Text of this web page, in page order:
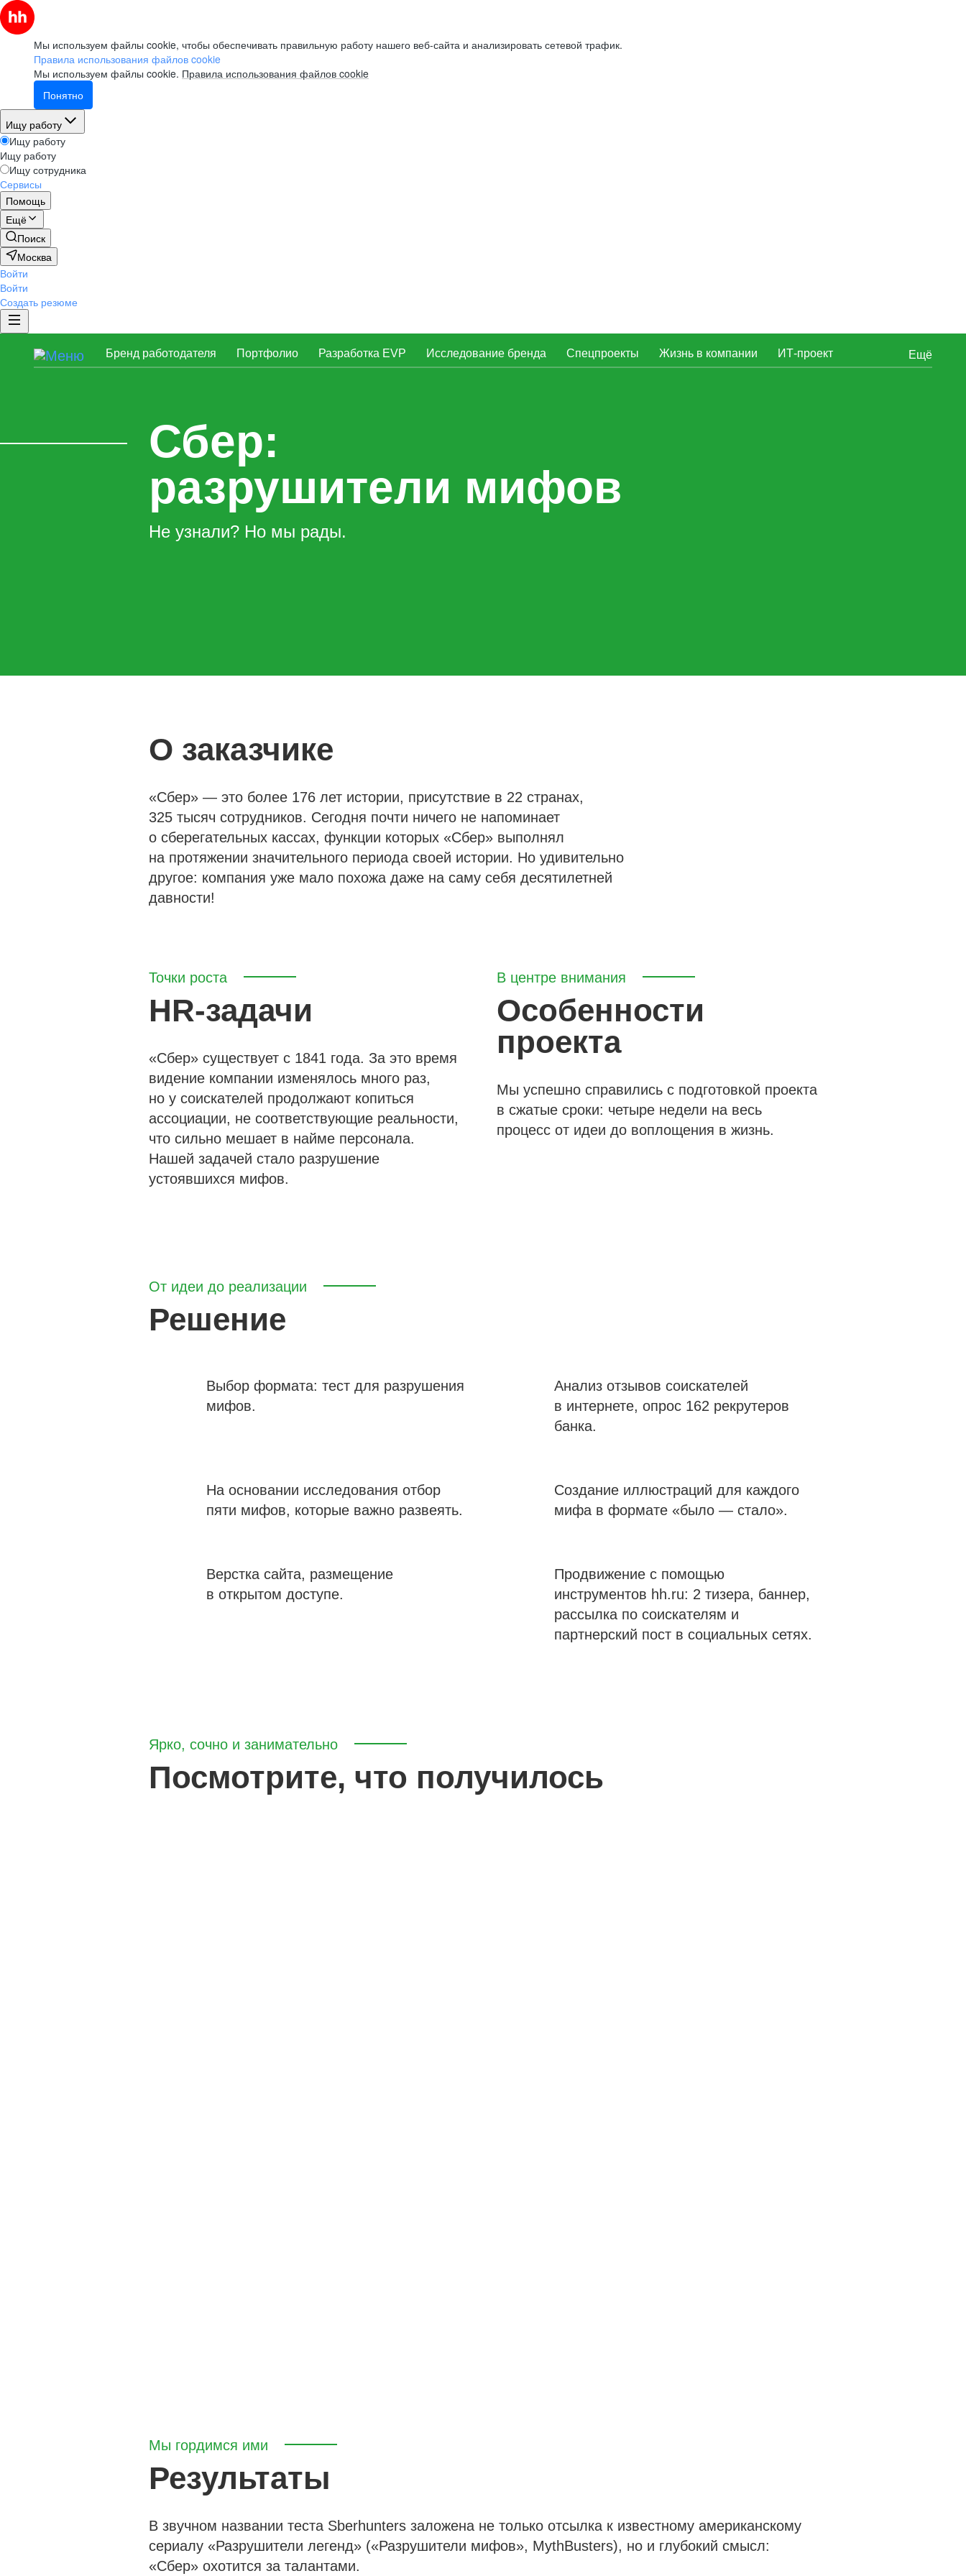
Мы используем файлы cookie, чтобы обеспечивать правильную работу нашего веб-сайта и анализировать сетевой трафик.
Правила использования файлов cookie
Мы используем файлы cookie. Правила использования файлов cookie
Понятно
Ищу работу
Ищу работу
Ищу работу
Ищу сотрудника
Сервисы
Помощь
Ещё
Поиск
Москва
Войти
Войти
Создать резюме
Бренд работодателя Портфолио Разработка EVP Исследование бренда Спецпроекты Жизнь в компании
ИТ-проект
Ещё
Сбер:
разрушители мифов
Не узнали? Но мы рады.
О заказчике
«Сбер» — это более 176 лет истории, присутствие в 22 странах,
325 тысяч сотрудников. Сегодня почти ничего не напоминает
о сберегательных кассах, функции которых «Сбер» выполнял
на протяжении значительного периода своей истории. Но удивительно
другое: компания уже мало похожа даже на саму себя десятилетней
давности!
Точки роста
HR‑задачи
«Сбер» существует с 1841 года. За это время
видение компании изменялось много раз,
но у соискателей продолжают копиться
ассоциации, не соответствующие реальности,
что сильно мешает в найме персонала.
Нашей задачей стало разрушение
устоявшихся мифов.
В центре внимания
Особенности
проекта
Мы успешно справились с подготовкой проекта
в сжатые сроки: четыре недели на весь
процесс от идеи до воплощения в жизнь.
От идеи до реализации
Решение
Выбор формата: тест для разрушения
мифов.
Анализ отзывов соискателей
в интернете, опрос 162 рекрутеров
банка.
На основании исследования отбор
пяти мифов, которые важно развеять.
Создание иллюстраций для каждого
мифа в формате «было — стало».
Верстка сайта, размещение
в открытом доступе.
Продвижение с помощью
инструментов hh.ru: 2 тизера, баннер,
рассылка по соискателям и
партнерский пост в социальных сетях.
Ярко, сочно и занимательно
Посмотрите, что получилось
Мы гордимся ими
Результаты
В звучном названии теста Sberhunters заложена не только отсылка к известному американскому
сериалу «Разрушители легенд» («Разрушители мифов», MythBusters), но и глубокий смысл:
«Сбер» охотится за талантами.